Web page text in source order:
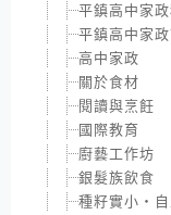
平鎮高中家
平鎮高中家
高中家政
關於食材
閱讀與烹飪
國際教育
廚藝工作坊
銀髮族飲食
種籽實小‧自